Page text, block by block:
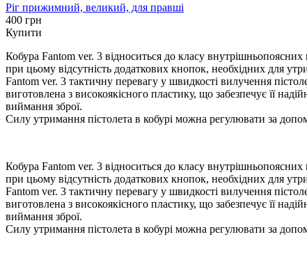
Ріг прижимний, великий, для правші
400 грн
Купити
Кобура Fantom ver. 3 відноситься до класу внутрішньопоясних
при цьому відсутність додаткових кнопок, необхідних для
Fantom ver. 3 тактичну перевагу у швидкості вилучення
виготовлена з високоякісного пластику, що забезпечує її
виймання зброї.
Силу утримання пістолета в кобурі можна регулювати за
Кобура Fantom ver. 3 відноситься до класу внутрішньопоясних
при цьому відсутність додаткових кнопок, необхідних для
Fantom ver. 3 тактичну перевагу у швидкості вилучення
виготовлена з високоякісного пластику, що забезпечує її
виймання зброї.
Силу утримання пістолета в кобурі можна регулювати за